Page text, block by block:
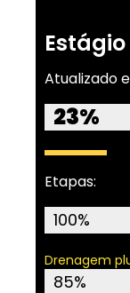
Atualizado
23%
Etapas:
100%
Drenagem
85%